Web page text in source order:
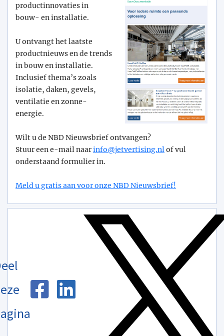
productinnovaties in
bouw- en installatie.
U ontvangt het laatste
productnieuws en de trends
in bouw en installatie.
Inclusief thema’s zoals
isolatie, daken, gevels,
ventilatie en zonne-
energie.
Wilt u de NBD Nieuwsbrief ontvangen?
Stuur een e-mail naarinfo@­jetvertising.nlof vul
onderstaand formulier in.
Meld u gratis aan voor onze NBD Nieuwsbrief!